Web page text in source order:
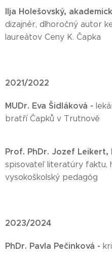
Ilja Holešovský,
dizajnér, dlhoročný autor
laureátov Ceny K. Čapka
2021/2022
MUDr. Eva Šidláková -
bratří Čapků v Trutnově
Prof. PhDr. Jozef Leikert,
spisovateľ literatúry faktu,
vysokoškolský pedagóg
2023/2024
PhDr. Pavla Pečinková -